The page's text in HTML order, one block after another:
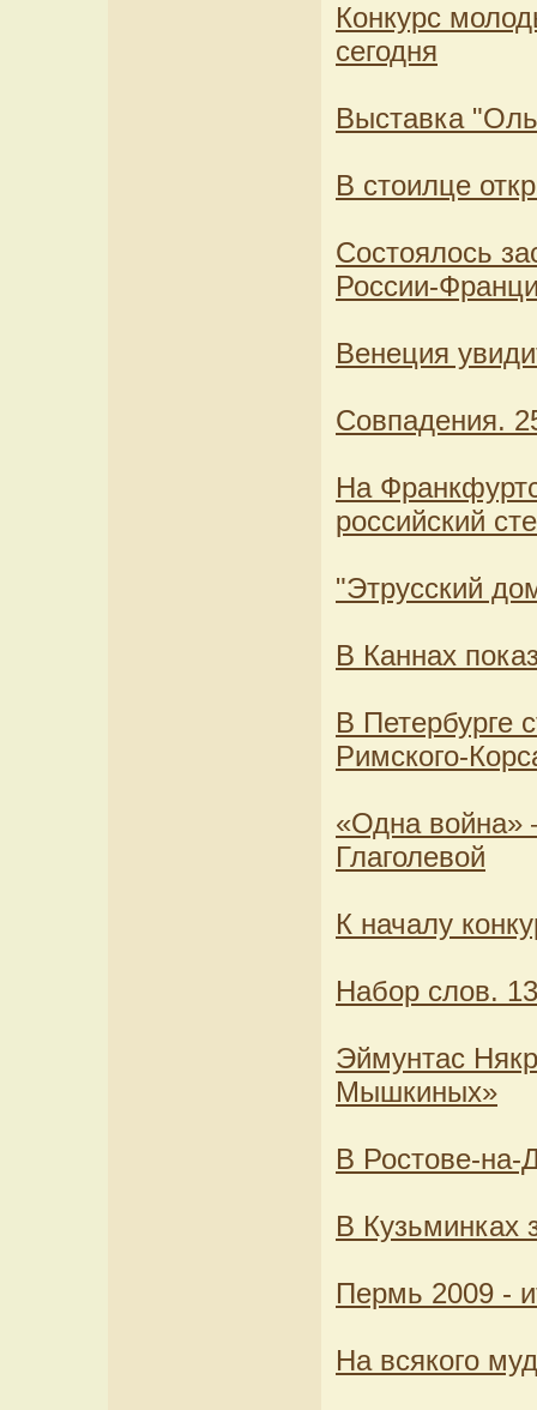
Конкурс
сегодня
Выставка
В стоилце
Состоялось
России-
Венеция
Совпадения.
На
российский
"Этрусский
В Каннах
В Петербурге
Римского-
«Одна война»
Глаголевой
К началу
Набор слов.
Эймунтас
Мышкиных»
В Ростове-на-
В Кузьминках
Пермь 2009 -
На всякого